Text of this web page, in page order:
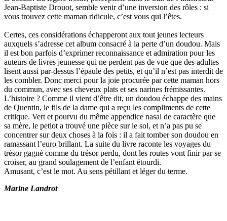
Jean-Baptiste Drouot, semble venir d’une inversion des rôles : si
vous trouvez cette maman ridicule, c’est vous qui l’êtes.
Certes, ces considérations échapperont aux tout jeunes lecteurs
auxquels s’adresse cet album consacré à la perte d’un doudou. Mais
il est bon parfois d’exprimer reconnaissance et admiration pour les
auteurs de livres jeunesse qui ne perdent pas de vue que des adultes
lisent aussi par-dessus l’épaule des petits, et qu’il n’est pas interdit de
les combler. Donc merci pour la joie procurée par cette maman hors
du commun, avec ses cheveux plats et ses narines frémissantes.
L’histoire ? Comme il vient d’être dit, un doudou échappe des mains
de Quentin, le fils de la dame qui a reçu les compliments de cette
critique. Vert et pourvu du même appendice nasal de caractère que
sa mère, le petiot a trouvé une pièce sur le sol, et n’a pas pu se
concentrer sur deux choses à la fois : il a fait tomber son doudou en
ramassant l’euro brillant. La suite du livre raconte les voyages du
trésor gagné comme du trésor perdu, dont les routes vont finir par se
croiser, au grand soulagement de l’enfant étourdi.
Amusant, c’est le mot. Au sens pétillant et léger du terme.
Marine Landrot